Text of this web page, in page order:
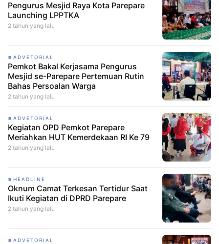
Pengurus Mesjid Raya Kota Parepare
Launching LPPTKA
2 tahun yang lalu
ADVETORIAL
Pemkot Bakal Kerjasama Pengurus
Mesjid se-Parepare Pertemuan Rutin
Bahas Persoalan Warga
2 tahun yang lalu
ADVETORIAL
Kegiatan OPD Pemkot Parepare
Meriahkan HUT Kemerdekaan RI Ke 79
2 tahun yang lalu
HEADLINE
Oknum Camat Terkesan Tertidur Saat
Ikuti Kegiatan di DPRD Parepare
2 tahun yang lalu
ADVETORIAL